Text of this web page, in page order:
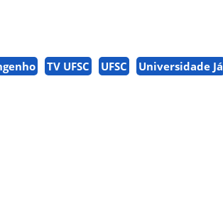
TV UFSC UFSC Universidade Já